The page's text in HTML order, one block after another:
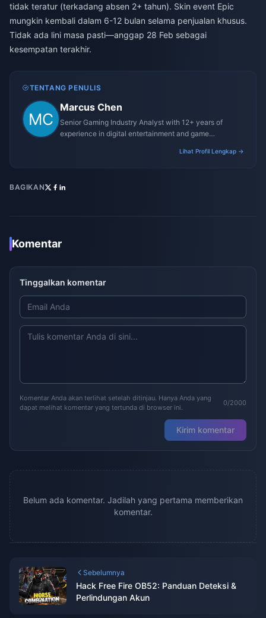
tidak teratur (terkadang absen 2+ tahun). Skin event Epic
mungkin kembali dalam 6-12 bulan selama penjualan khusus.
Tidak ada lini masa pasti—anggap 28 Feb sebagai
kesempatan terakhir.
TENTANG PENULIS
Marcus Chen
Senior Gaming Industry Analyst with 12+ years of
experience in digital entertainment and game
Lihat Profil Lengkap →
BAGIKAN
Komentar
Tinggalkan komentar
Komentar Anda akan terlihat setelah ditinjau. Hanya Anda yang
dapat melihat komentar yang tertunda di browser ini.
0/2000
Kirim komentar
Belum ada komentar. Jadilah yang pertama memberikan
komentar.
Sebelumnya
Hack Free Fire OB52: Panduan Deteksi &
Perlindungan Akun